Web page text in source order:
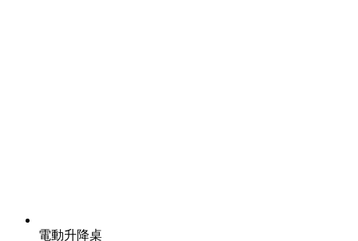
電動升降桌